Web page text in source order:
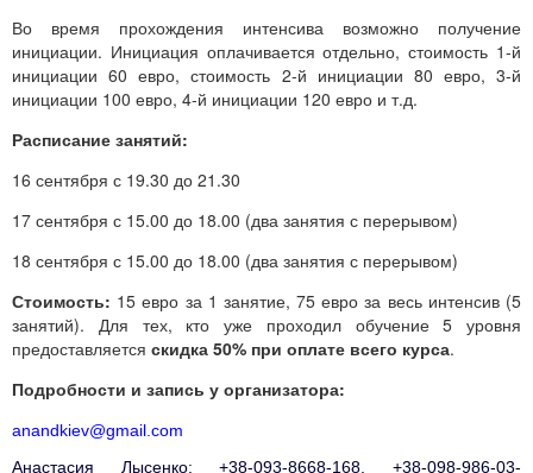
Во время прохождения интенсива возможно получение
инициации. Инициация оплачивается отдельно, стоимость 1-й
инициации 60 евро, стоимость 2-й инициации 80 евро, 3-й
инициации 100 евро, 4-й инициации 120 евро и т.д.
Расписание занятий:
16 сентября с 19.30 до 21.30
17 сентября с 15.00 до 18.00 (два занятия с перерывом)
18 сентября с 15.00 до 18.00 (два занятия с перерывом)
Стоимость: 15 евро за 1 занятие, 75 евро за весь интенсив (5
занятий). Для тех, кто уже проходил обучение 5 уровня
предоставляется скидка 50% при оплате всего курса.
Подробности и запись у организатора:
anandkiev@gmail.com
Анастасия Лысенко: +38-093-8668-168, +38-098-986-03-